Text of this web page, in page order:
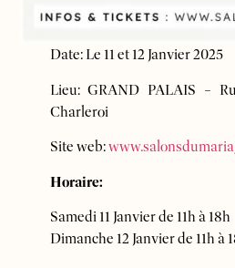
Date: Le 11 et 12 Janvier 2025
Lieu: GRAND PALAIS –
Charleroi
Site web:www.sa
Horaire:
Samedi 11 Janvier de 11h à 18h
Dimanche 12 Janvier de 11h à